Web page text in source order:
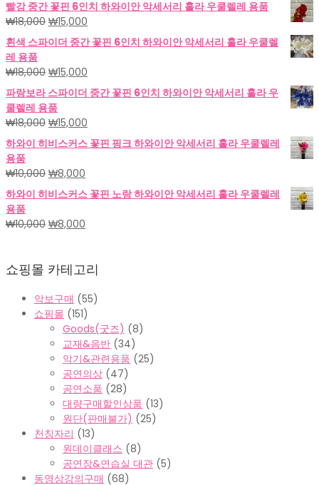
빨강 중간 꽃핀 6인치 하와이안 악세서리 훌라 우쿨렐레 용품
₩18,000원
가
격:
₩18,000.
₩15,000현
가
격:
흰색 스파이더 중간 꽃핀 6인치 하와이안 악세서리 훌라 우쿨렐
레 용품
₩18,000원
래
가
격:
₩15,000현
가
격:
파랑보라 스파이더 중간 꽃핀 6인치 하와이안 악세서리 훌라 우
쿨렐레 용품
₩18,000원
가
격:
₩15,000현
격:
하와이 히비스커스 꽃핀 핑크 하와이안 악세서리 훌라 우쿨렐레
용품
₩10,000원
가
₩10,000.
₩8,000현
가
₩8,000.
하와이 히비스커스 꽃핀 노랑 하와이안 악세서리 훌라 우쿨렐레
래
격:
₩10,000.
재
격:
₩8,000.
쇼핑몰 카테고리
악보구매 (55)
쇼핑몰
(151)
Goods(굿즈) (8)
교재&음반 (34)
악기&관련용품
공연의상 (47)
공연소품 (28)
대량구매할인상품
원단(판매불가) (25)
천칭자리 (13)
원데이클래스 (8)